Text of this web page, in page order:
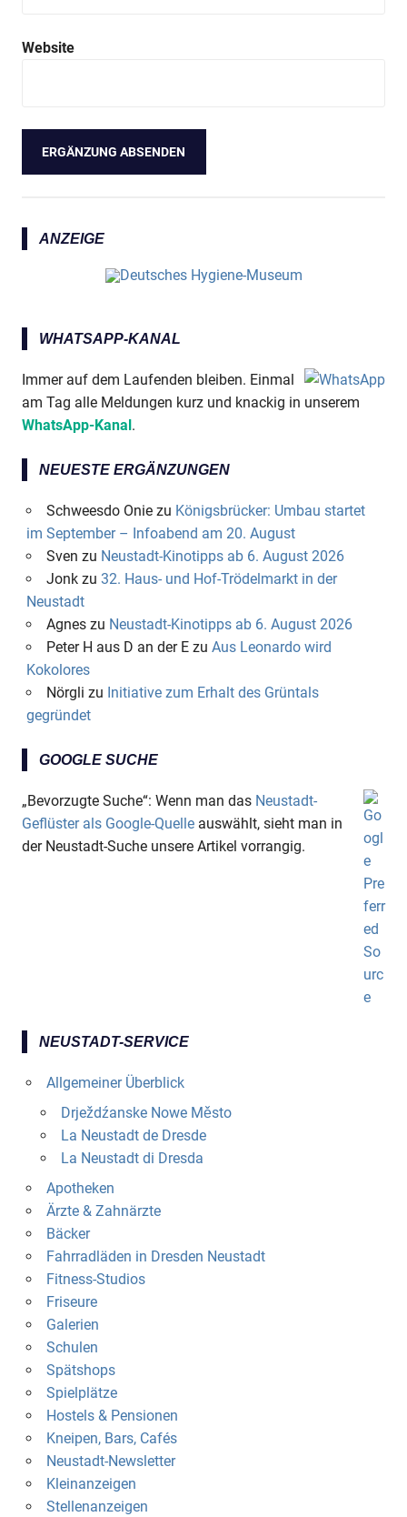
Website
ANZEIGE
WHATSAPP-KANAL
Immer auf dem Laufenden bleiben. Einmal
am Tag alle Meldungen kurz und knackig in unserem
WhatsApp-Kanal.
NEUESTE ERGÄNZUNGEN
Schweesdo Oniezu Königsbrücker: Umbau startet
im September – Infoabend am 20. August
Sven zu Neustadt-Kinotipps ab 6. August 2026
Jonkzu 32. Haus- und Hof-Trödelmarkt in der
Neustadt
Agneszu Neustadt-Kinotipps ab 6. August 2026
Peter H aus D an der Ezu Aus Leonardo wird
Kokolores
Nörgli zu Initiative zum Erhalt des Grüntals
gegründet
GOOGLE SUCHE
„Bevorzugte Suche“: Wenn man das Neustadt-
Geflüster als Google-Quelle auswählt, sieht man in
der Neustadt-Suche unsere Artikel vorrangig.
NEUSTADT-SERVICE
Allgemeiner Überblick
Drježdźanske Nowe Město
La Neustadt de Dresde
La Neustadt di Dresda
Apotheken
Ärzte & Zahnärzte
Bäcker
Fahrradläden in Dresden Neustadt
Fitness-Studios
Friseure
Galerien
Schulen
Spätshops
Spielplätze
Hostels & Pensionen
Kneipen, Bars, Cafés
Neustadt-Newsletter
Kleinanzeigen
Stellenanzeigen